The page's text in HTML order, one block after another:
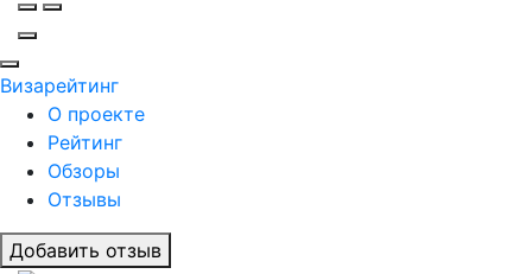
Визарейтинг
О проекте
Рейтинг
Обзоры
Отзывы
Добавить отзыв